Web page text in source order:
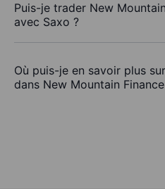
Puis-je trader New
avec Saxo ?
Où puis-je en savoir plus
dans New Mountain